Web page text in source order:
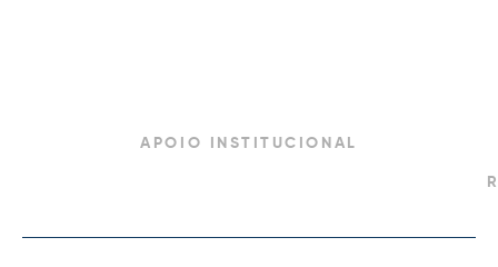
APOIO INSTITUCIONAL